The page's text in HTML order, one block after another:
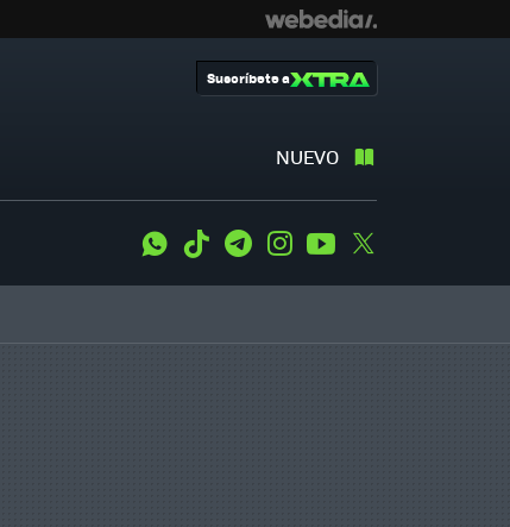
NUEVO
Suscríbete a
WhatsApp
Tiktok TelegramInstagramYoutube